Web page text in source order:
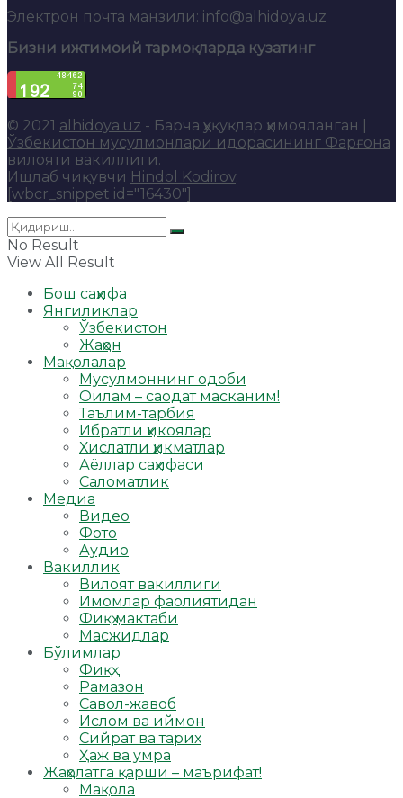
Электрон почта манзили: info@alhidoya.uz
Бизни ижтимоий тармоқларда кузатинг
© 2021 alhidoya.uz - Барча ҳуқуқлар ҳимояланган |
Ўзбекистон мусулмонлари идорасининг Фарғона
вилояти вакиллиги.
Ишлаб чиқувчи Hindol Kodirov.
[wbcr_snippet id="16430"]
No Result
View All Result
Бош саҳифа
Янгиликлар
Ўзбекистон
Жаҳон
Мақолалар
Мусулмоннинг одоби
Оилам – саодат масканим!
Таълим-тарбия
Ибратли ҳикоялар
Хислатли ҳикматлар
Аёллар саҳифаси
Саломатлик
Медиа
Видео
Фото
Аудио
Вакиллик
Вилоят вакиллиги
Имомлар фаолиятидан
Фиқҳ мактаби
Масжидлар
Бўлимлар
Фиқҳ
Рамазон
Савол-жавоб
Ислом ва иймон
Сийрат ва тарих
Ҳаж ва умра
Жаҳолатга қарши – маърифат!
Мақола